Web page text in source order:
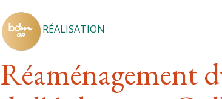
RÉALISATION
Réaménagement